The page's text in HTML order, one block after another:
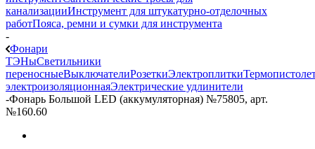
канализацииИнструмент для штукатурно-отделочных
работПояса, ремни и сумки для инструмента
-
Фонари
ТЭНыСветильники
переносныеВыключателиРозеткиЭлектроплитки
электроизоляционнаяЭлектрические удлинители
-Фонарь Большой LED (аккумуляторная) №75805, арт.
№160.60